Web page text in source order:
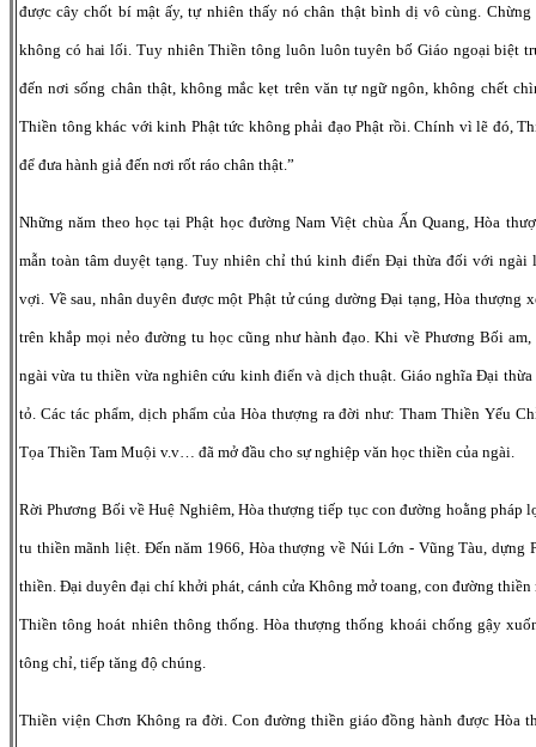
được cây chốt bí mật ấy, tự nhiên thấy nó chân thật bình dị vô cùng.
không có hai lối. Tuy nhiên Thiền tông luôn luôn tuyên bố Giáo ngoại biệt
đến nơi sống chân thật, không mắc kẹt trên văn tự ngữ ngôn, không chết
Thiền tông khác với kinh Phật tức không phải đạo Phật rồi. Chính vì lẽ đó,
để đưa hành giả đến nơi rốt ráo chân thật.”
Những năm theo học tại Phật học đường Nam Việt chùa Ấn Quang, Hòa
mẫn toàn tâm duyệt tạng. Tuy nhiên chỉ thú kinh điển Đại thừa đối với
vợi. Về sau, nhân duyên được một Phật tử cúng dường Đại tạng, Hòa thượng
trên khắp mọi nẻo đường tu học cũng như hành đạo. Khi về Phương Bối
ngài vừa tu thiền vừa nghiên cứu kinh điển và dịch thuật. Giáo nghĩa Đại thừa
tỏ. Các tác phẩm, dịch phẩm của Hòa thượng ra đời như: Tham Thiền Yếu
Tọa Thiền Tam Muội v.v… đã mở đầu cho sự nghiệp văn học thiền của ngài.
Rời Phương Bối về Huệ Nghiêm, Hòa thượng tiếp tục con đường hoằng pháp
tu thiền mãnh liệt. Đến năm 1966, Hòa thượng về Núi Lớn - Vũng Tàu, dựng
thiền. Đại duyên đại chí khởi phát, cánh cửa Không mở toang, con đường thiền
Thiền tông hoát nhiên thông thống. Hòa thượng thống khoái chống gậy
tông chỉ, tiếp tăng độ chúng.
Thiền viện Chơn Không ra đời. Con đường thiền giáo đồng hành được Hòa